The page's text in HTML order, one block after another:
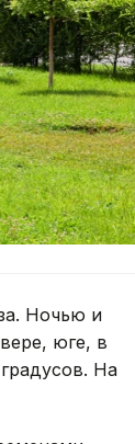
Ночью и
юге, в
На